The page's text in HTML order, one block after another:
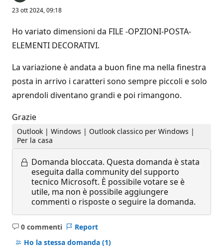
23 ott 2024, 09:18
Ho variato dimensioni da FILE -OPZIONI-POSTA-
ELEMENTI DECORATIVI.
La variazione è andata a buon fine ma nella finestra
posta in arrivo i caratteri sono sempre piccoli e solo
aprendoli diventano grandi e poi rimangono.
Grazie
Outlook | Windows | Outlook classico per Windows |
Per la casa
Domanda bloccata. Questa domanda è stata
eseguita dalla community del supporto
tecnico Microsoft. È possibile votare se è
utile, ma non è possibile aggiungere
commenti o risposte o seguire la domanda.
0 commenti
Nessun
commento
Report
Ho la stessa domanda (1)